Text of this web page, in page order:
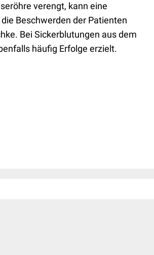
verengt, kann eine
Beschwerden der Patienten
Bei Sickerblutungen aus dem
häufig Erfolge erzielt.